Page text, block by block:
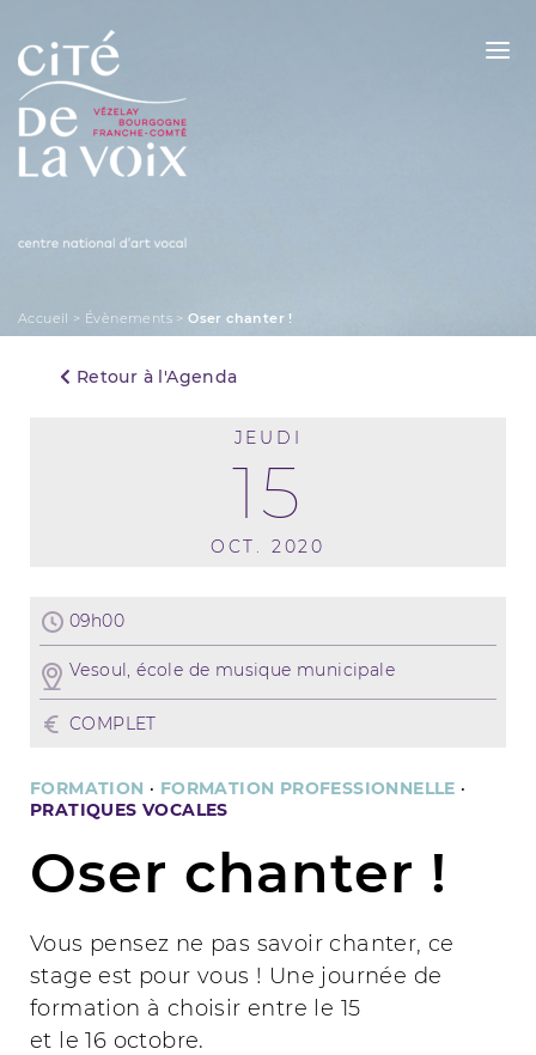
Skip
content
Accueil > Évènements >Oser chanter !
Retour à l'Agenda
JEUDI
15
OCT. 2020
09h00
Vesoul, école de musique municipale
COMPLET
FORMATION · FORMATION PROFESSIONNELLE ·
PRATIQUES VOCALES
Oser chanter !
Vous pensez ne pas savoir chanter, ce
stage est pour vous ! Une journée de
formation à choisir entre le 15
et le 16 octobre.